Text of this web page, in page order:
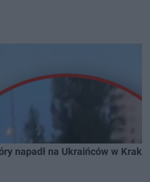
napadł na Ukraińców w